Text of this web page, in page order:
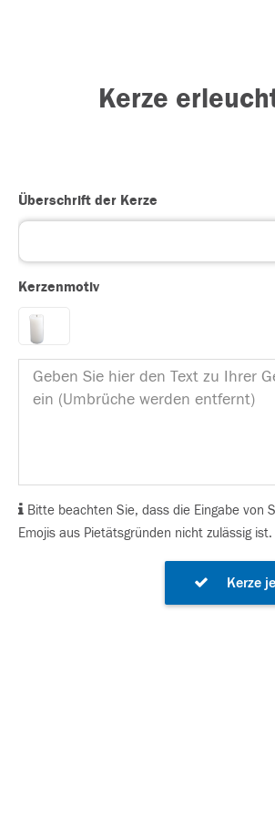
Kerze
Überschrift der Kerze
Kerzenmotiv
Bitte beachten Sie, dass die Eingabe von
Emojis aus Pietätsgründen nicht zulässig ist.
Kerze